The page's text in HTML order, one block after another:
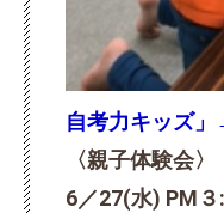
自考力キッズ
〈親子体験会〉
6／27(水) PM